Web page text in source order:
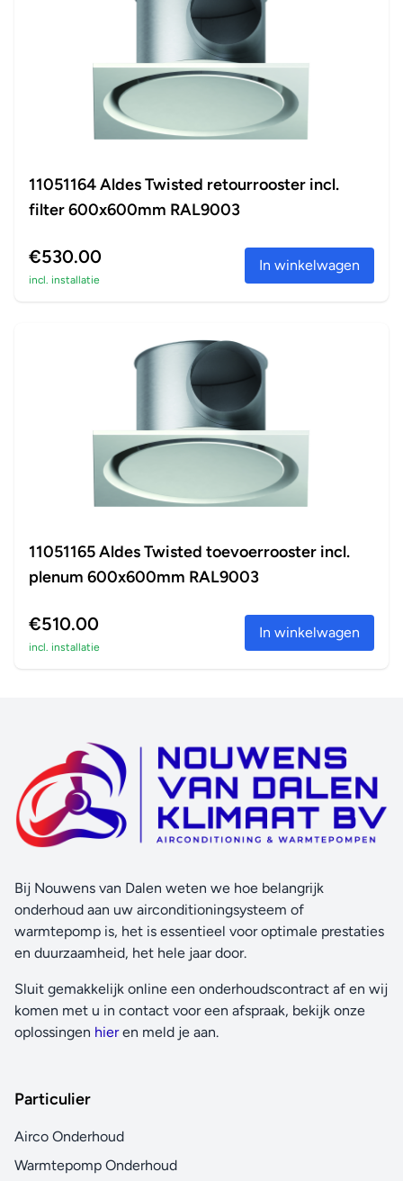
11051164 Aldes Twisted retourrooster incl.
filter 600x600mm RAL9003
€530.00
incl. installatie
In winkelwagen
11051165 Aldes Twisted toevoerrooster incl.
plenum 600x600mm RAL9003
€510.00
incl. installatie
In winkelwagen
Bij Nouwens van Dalen weten we hoe belangrijk
onderhoud aan uw airconditioningsysteem of
warmtepomp is, het is essentieel voor optimale prestaties
en duurzaamheid, het hele jaar door.
Sluit gemakkelijk online een onderhoudscontract af en wij
komen met u in contact voor een afspraak, bekijk onze
oplossingen hieren meld je aan.
Particulier
Airco Onderhoud
Warmtepomp Onderhoud